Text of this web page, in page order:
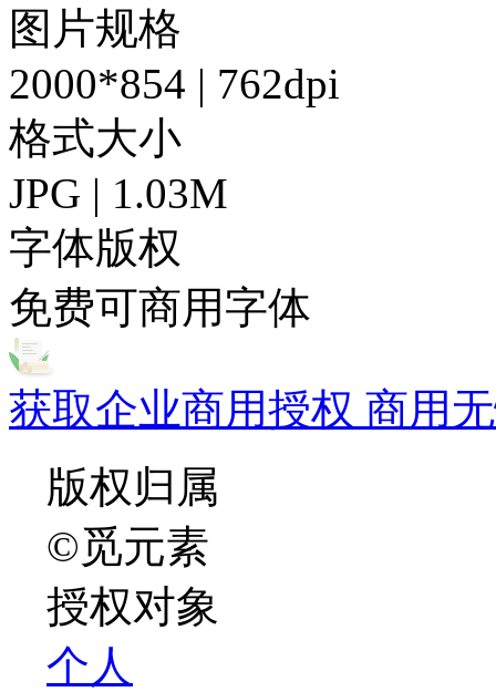
图片规格
2000*854 | 762dpi
格式大小
JPG | 1.03M
字体版权
免费可商用字体
获取企业商用授权 商用
版权归属
©觅元素
授权对象
个人